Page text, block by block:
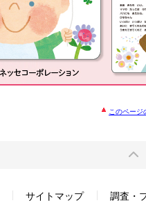
このページ
サイトマップ 調査・